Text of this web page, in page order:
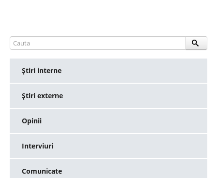
Ştiri interne
Ştiri externe
Opinii
Interviuri
Comunicate